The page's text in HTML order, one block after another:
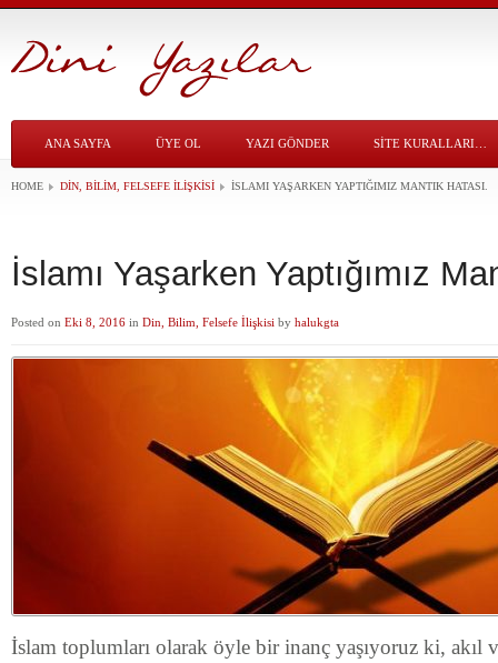
ANA SAYFA ÜYE OL YAZI GÖNDER SITE KURALLARI…
HOME DIN, BILIM, FELSEFE İLIŞKISI İSLAMI YAŞARKEN YAPTIĞIMIZ MANTIK HATASI.
İslamı Yaşarken Yaptığımız
Posted on Eki 8, 2016 in Din, Bilim, Felsefe İlişkisi by halukgta
İslam toplumları olarak öyle bir inanç yaşıyoruz ki, akıl